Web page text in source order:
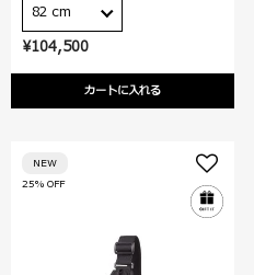
¥104,500
カートに入れる
82 cm
25% OFF
NEW